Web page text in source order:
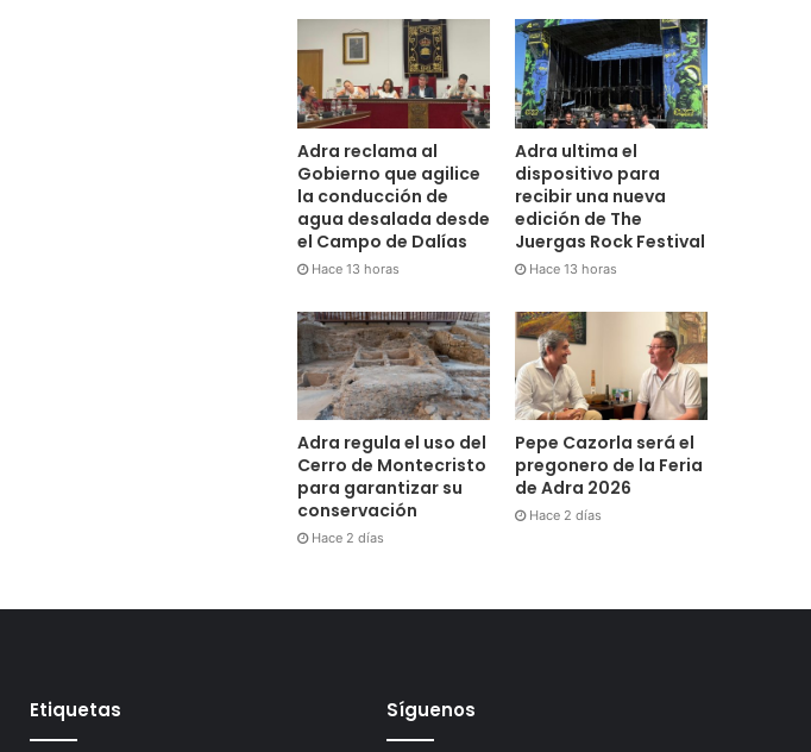
Adra reclama al
Gobierno que agilice
la conducción de
agua desalada desde
el Campo de Dalías
Hace 13 horas
Adra ultima el
dispositivo para
recibir una nueva
edición de The
Juergas Rock Festival
Hace 13 horas
Adra regula el uso del
Cerro de Montecristo
para garantizar su
conservación
Hace 2 días
Pepe Cazorla será el
pregonero de la Feria
de Adra 2026
Hace 2 días
Etiquetas Síguenos